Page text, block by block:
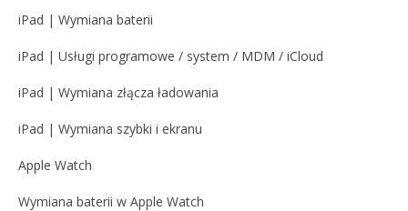
iPad | Wymiana baterii
iPad | Usługi programowe / system / MDM / iCloud
iPad | Wymiana złącza ładowania
iPad | Wymiana szybki i ekranu
Apple Watch
Wymiana baterii w Apple Watch